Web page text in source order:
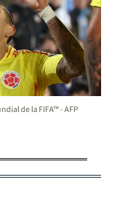
de la FIFA™ - AFP